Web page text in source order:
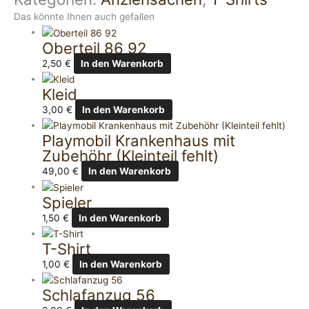
Das könnte Ihnen auch gefallen
Oberteil 86 92
2,50€ In den Warenkorb
Kleid
3,00€ In den Warenkorb
Playmobil Krankenhaus mit
Zubehöhr (Kleinteil fehlt)
49,00€ In den Warenkorb
Spieler
1,50€ In den Warenkorb
T-Shirt
1,00€ In den Warenkorb
Schlafanzug 56